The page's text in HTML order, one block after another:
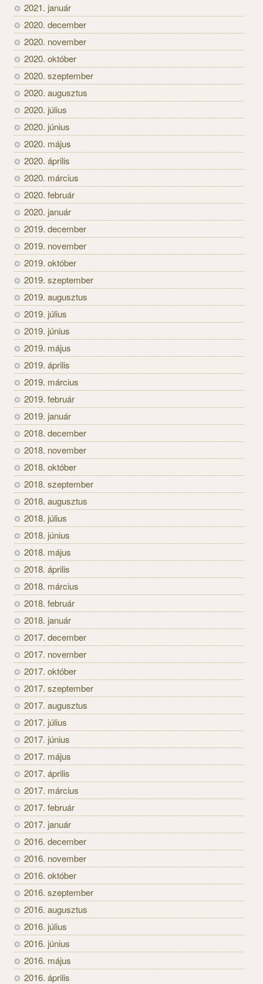
2021. január
2020. december
2020. november
2020. október
2020. szeptember
2020. augusztus
2020. július
2020. június
2020. május
2020. április
2020. március
2020. február
2020. január
2019. december
2019. november
2019. október
2019. szeptember
2019. augusztus
2019. július
2019. június
2019. május
2019. április
2019. március
2019. február
2019. január
2018. december
2018. november
2018. október
2018. szeptember
2018. augusztus
2018. július
2018. június
2018. május
2018. április
2018. március
2018. február
2018. január
2017. december
2017. november
2017. október
2017. szeptember
2017. augusztus
2017. július
2017. június
2017. május
2017. április
2017. március
2017. február
2017. január
2016. december
2016. november
2016. október
2016. szeptember
2016. augusztus
2016. július
2016. június
2016. május
2016. április